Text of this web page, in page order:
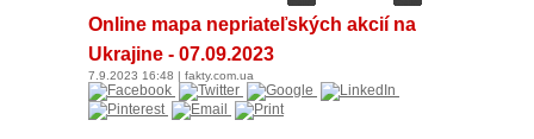
Online mapa nepriateľských akcií na
Ukrajine - 07.09.2023
7.9.2023 16:48 | fakty.com.ua